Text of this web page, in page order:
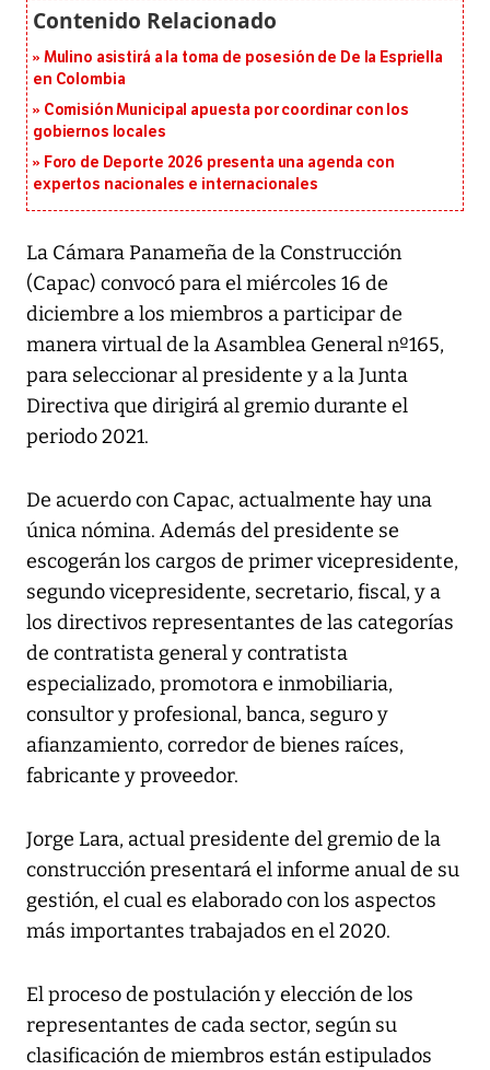
Mulino asistirá a la toma de posesión de De la Espriella
en Colombia
Comisión Municipal apuesta por coordinar con los
gobiernos locales
Foro de Deporte 2026 presenta una agenda con
expertos nacionales e internacionales
La Cámara Panameña de la Construcción
(Capac) convocó para el miércoles 16 de
diciembre a los miembros a participar de
manera virtual de la Asamblea General nº165,
para seleccionar al presidente y a la Junta
Directiva que dirigirá al gremio durante el
periodo 2021.
De acuerdo con Capac, actualmente hay una
única nómina. Además del presidente se
escogerán los cargos de primer vicepresidente,
segundo vicepresidente, secretario, fiscal, y a
los directivos representantes de las categorías
de contratista general y contratista
especializado, promotora e inmobiliaria,
consultor y profesional, banca, seguro y
afianzamiento, corredor de bienes raíces,
fabricante y proveedor.
Jorge Lara, actual presidente del gremio de la
construcción presentará el informe anual de su
gestión, el cual es elaborado con los aspectos
más importantes trabajados en el 2020.
El proceso de postulación y elección de los
representantes de cada sector, según su
clasificación de miembros están estipulados